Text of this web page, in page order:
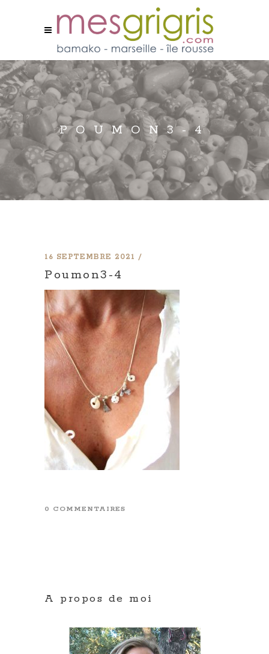
POUMON3-4
16 SEPTEMBRE 2021
Poumon3-4
0 COMMENTAIRES
A propos de moi